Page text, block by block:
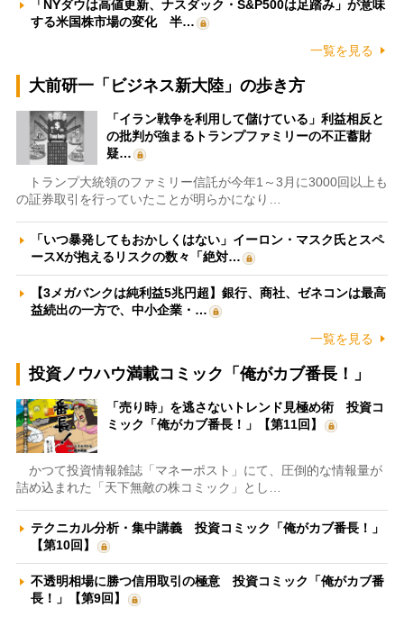
「NYダウは高値更新、ナスダック・S&P500は足踏み」が意味
する米国株市場の変化 半…
一覧を見る
大前研一「ビジネス新大陸」の歩き方
「イラン戦争を利用して儲けている」利益相反と
の批判が強まるトランプファミリーの不正蓄財
疑…
トランプ大統領のファミリー信託が今年1～3月に3000回以上も
の証券取引を行っていたことが明らかになり…
「いつ暴発してもおかしくはない」イーロン・マスク氏とスペ
ースXが抱えるリスクの数々「絶対…
【3メガバンクは純利益5兆円超】銀行、商社、ゼネコンは最高
益続出の一方で、中小企業・…
一覧を見る
投資ノウハウ満載コミック「俺がカブ番長！」
「売り時」を逃さないトレンド見極め術 投資コ
ミック「俺がカブ番長！」【第11回】
かつて投資情報雑誌「マネーポスト」にて、圧倒的な情報量が
詰め込まれた「天下無敵の株コミック」とし…
テクニカル分析・集中講義 投資コミック「俺がカブ番長！」
【第10回】
不透明相場に勝つ信用取引の極意 投資コミック「俺がカブ番
長！」【第9回】